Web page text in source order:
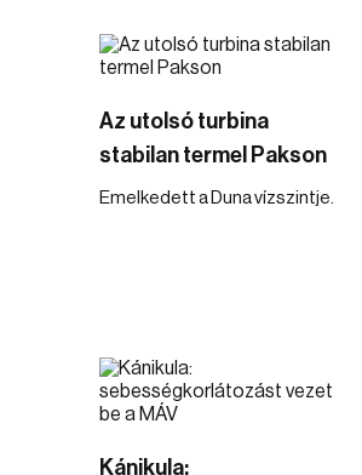
Az utolsó turbina
stabilan termel Pakson
Emelkedett a Duna vízszintje.
Kánikula: